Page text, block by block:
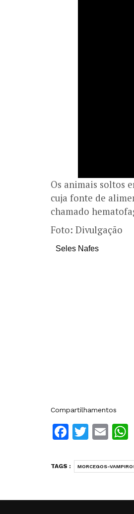
Os animais soltos
cuja fonte de
chamado
Foto: Divulgação
Seles Nafes
Compartilhamentos
Facebook
Twitter
TAGS : MORCEGOS-